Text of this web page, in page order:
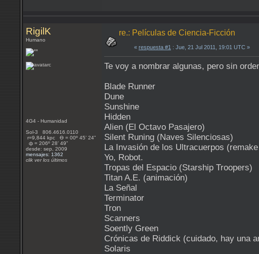
RigilK
Humano
4G4 - Humanidad
Sol-3 806.4616.0110
r=9,844 kpc Ѳ = 00º 45’ 24”
ф = 206º 28’ 49”
desde: sep, 2009
mensajes: 1362
clik ver los últimos
re.: Películas de Ciencia-Ficción
« respuesta #1 : Jue, 21 Jul 2011, 19:01 UTC »
Te voy a nombrar algunas, pero sin
Blade Runner
Dune
Sunshine
Hidden
Alien (El Octavo Pasajero)
Silent Runing (Naves Silenciosas)
La Invasión de los Ultracuerpos
Yo, Robot.
Tropas del Espacio (Starship Troopers)
Titan A.E. (animación)
La Señal
Terminator
Tron
Scanners
Soently Green
Crónicas de Riddick (cuidado, hay una
Solaris